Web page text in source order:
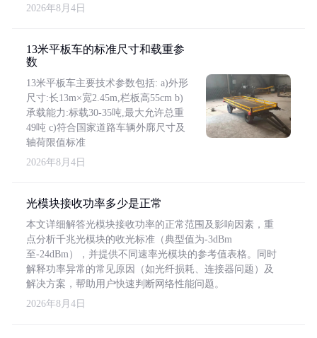
2026年8月4日
13米平板车的标准尺寸和载重参
数
13米平板车主要技术参数包括: a)外形
尺寸:长13m×宽2.45m,栏板高55cm b)
承载能力:标载30-35吨,最大允许总重
49吨 c)符合国家道路车辆外廓尺寸及
轴荷限值标准
2026年8月4日
光模块接收功率多少是正常
本文详细解答光模块接收功率的正常范围及影响因素，重
点分析千兆光模块的收光标准（典型值为-3dBm
至-24dBm），并提供不同速率光模块的参考值表格。同时
解释功率异常的常见原因（如光纤损耗、连接器问题）及
解决方案，帮助用户快速判断网络性能问题。
2026年8月4日